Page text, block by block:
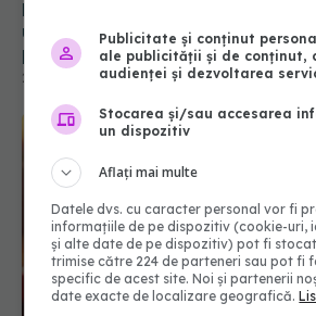
Terapia care blochează
Publicitate și conținut
ale publicității și de conținut,
audienței și dezvoltarea
Stocarea și/sau accesarea
un dispozitiv
Aflați mai multe
Datele dvs. cu caracter personal vor fi
informațiile de pe dispozitiv (cookie-uri,
și alte date de pe dispozitiv) pot fi
trimise către 224 de parteneri sau pot fi
specific de acest site. Noi și partenerii
date exacte de localizare geografică.